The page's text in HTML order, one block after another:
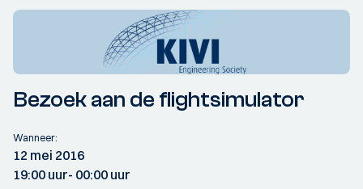
Bezoek aan de flightsimulator
Wanneer:
12 mei 2016
19:00 uur- 00:00 uur